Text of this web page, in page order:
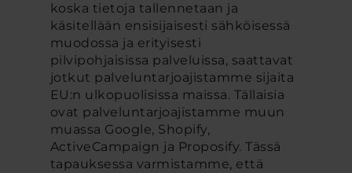
koska tietoja tallennetaan ja
käsitellään ensisijaisesti sähköisessä
muodossa ja erityisesti
pilvipohjaisissa palveluissa, saattavat
jotkut palveluntarjoajistamme sijaita
EU:n ulkopuolisissa maissa. Tällaisia
ovat palveluntarjoajistamme muun
muassa Google, Shopify,
ActiveCampaign ja Proposify. Tässä
tapauksessa varmistamme, että